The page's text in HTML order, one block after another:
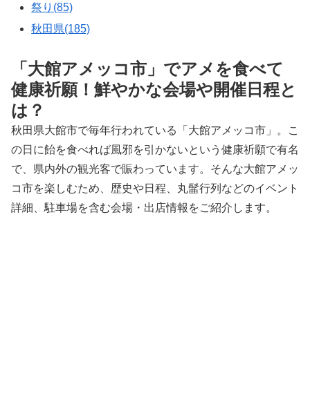
祭り(85)
秋田県(185)
「大館アメッコ市」でアメを食べて
健康祈願！鮮やかな会場や開催日程と
は？
秋田県大館市で毎年行われている「大館アメッコ市」。こ
の日に飴を食べれば風邪を引かないという健康祈願で有名
で、県内外の観光客で賑わっています。そんな大館アメッ
コ市を楽しむため、歴史や日程、丸髷行列などのイベント
詳細、駐車場を含む会場・出店情報をご紹介します。